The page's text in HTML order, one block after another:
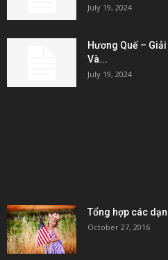
July 19, 2024
Hương Quế –
Và...
July 19, 2024
Tổng hợp các
October 27, 2016